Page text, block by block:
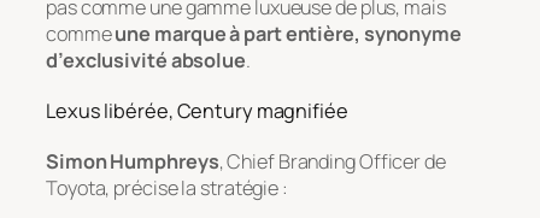
pas comme une gamme luxueuse de plus, mais
commeune marque à part entière, synonyme
d’exclusivité absolue.
Lexus libérée, Century magnifiée
Simon Humphreys, Chief Branding Officer de
Toyota, précise la stratégie :